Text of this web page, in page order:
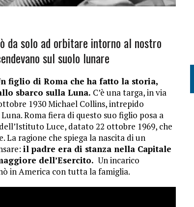
da solo ad orbitare intorno al nostro
sul suolo lunare
figlio di Roma che ha fatto la storia,
sbarco sulla Luna. C’è una targa, in via
1930 Michael Collins, intrepido
Roma fiera di questo suo figlio posa a
Luce, datato 22 ottobre 1969, che
La ragione che spiega la nascita di un
il padre era di stanza nella Capitale
dell’Esercito. Un incarico
in America con tutta la famiglia.